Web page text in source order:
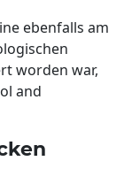
ebenfalls am
worden war,
and